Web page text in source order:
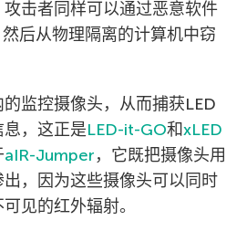
击者同样可以通过恶意软件
后从物理隔离的计算机中窃
监控摄像头，从而捕获LED
，这正是LED-it-GO和xLED
aIR-Jumper，它既把摄像头用
，因为这些摄像头可以同时
见的红外辐射。